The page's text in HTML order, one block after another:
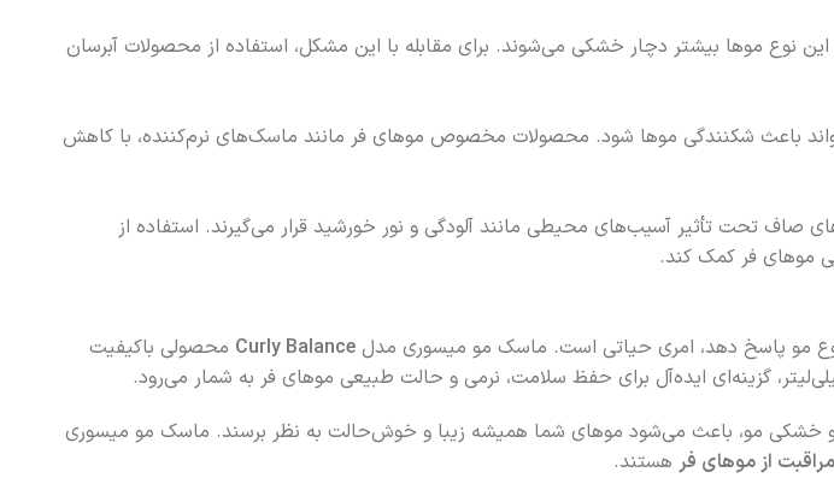
موها بیشتر دچار خشکی می‌شوند. برای مقابله با این مشکل، استفاده از محصولات آبرسان
باعث شکنندگی موها شود. محصولات مخصوص موهای فر مانند ماسک‌های نرم‌کننده، با کاهش
صاف تحت تأثیر آسیب‌های محیطی مانند آلودگی و نور خورشید قرار می‌گیرند. استفاده از
موهای فر کمک کند.
نوع مو پاسخ دهد، امری حیاتی است. ماسک مو میسوری مدلCurly Balance محصولی باکیفیت
و خشکی مو، باعث می‌شود موهای شما همیشه زیبا و خوش‌حالت به نظر برسند. ماسک مو میسوری
مراقبت از موهای فر هستند.